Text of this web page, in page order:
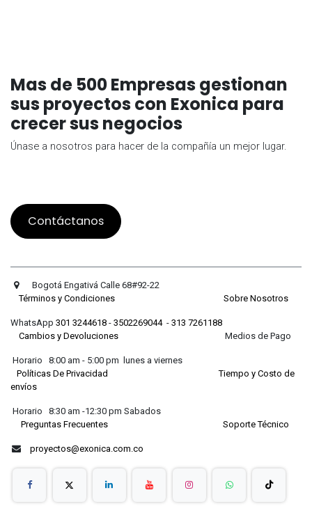
Mas de 500 Empresas gestionan
sus proyectos con Exonica para
crecer sus negocios
Únase a nosotros para hacer de la compañía un mejor lugar.
Contáctanos
Bogotá Engativá Calle 68#92-22
Términos y Condiciones
Sobre Nosotros
WhatsApp 301 3244618 - 3502269044- 313 7261188
Cambios y Devoluciones Medios de Pago
Horario 8:00 am - 5:00 pm lunes a viernes
Políticas De Privacidad
Tiempo y Costo de
envíos
Horario 8:30 am -12:30 pm Sabados
Preguntas Frecuentes
Soporte Técnico
proyectos@exonica.com.co